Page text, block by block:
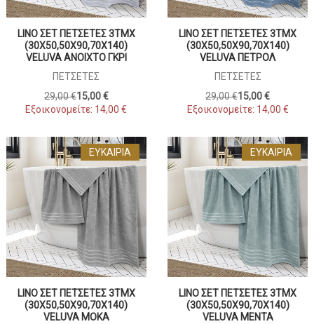
LINO ΣΕΤ ΠΕΤΣΈΤΕΣ 3ΤΜΧ
(30X50,50X90,70X140)
VELUVA ΑΝΟΙΧΤΌ ΓΚΡΙ
ΠΕΤΣΈΤΕΣ
29,00 €15,00 €
Εξοικονομείτε: 14,00 €
LINO ΣΕΤ ΠΕΤΣΈΤΕΣ 3ΤΜΧ
(30X50,50X90,70X140)
VELUVA ΠΕΤΡΌΛ
ΠΕΤΣΈΤΕΣ
29,00 €15,00 €
Εξοικονομείτε: 14,00 €
ΕΥΚΑΙΡΊΑ
LINO ΣΕΤ ΠΕΤΣΈΤΕΣ 3ΤΜΧ
(30X50,50X90,70X140)
VELUVA ΜΌΚΑ
ΕΥΚΑΙΡΊΑ
LINO ΣΕΤ ΠΕΤΣΈΤΕΣ 3ΤΜΧ
(30X50,50X90,70X140)
VELUVA ΜΈΝΤΑ